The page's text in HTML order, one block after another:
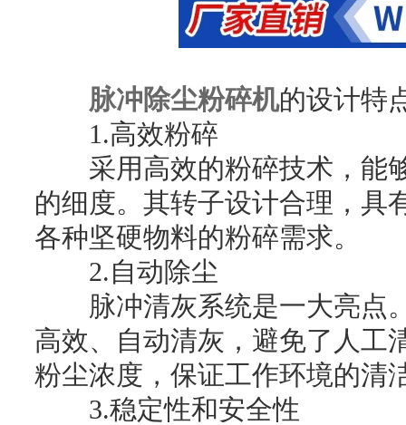
脉冲除尘粉碎机的设计特
1.高效粉碎
采用高效的粉碎技术，能
的细度。其转子设计合理，具
各种坚硬物料的粉碎需求。
2.自动除尘
脉冲清灰系统是一大亮点
高效、自动清灰，避免了人工
粉尘浓度，保证工作环境的清
3.稳定性和安全性